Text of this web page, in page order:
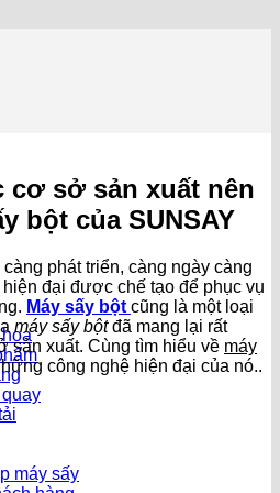
máy sấy
cơ sở sản xuất nên
bột của SUNSAY
phát triển, càng ngày càng
đại được chế tạo để phục vụ
Máy sấy bột cũng là một loại
máy sấy bộtđã mang lại rất
sản xuất. Cùng tìm hiểu về máy
công nghệ hiện đại của nó..